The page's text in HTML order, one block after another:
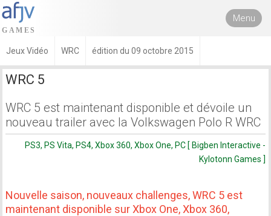
Menu
Jeux Vidéo WRC édition du 09 octobre 2015
WRC 5
WRC 5 est maintenant disponible et dévoile un
nouveau trailer avec la Volkswagen Polo R WRC
PS3, PS Vita, PS4, Xbox 360, Xbox One, PC [ Bigben Interactive -
Kylotonn Games ]
Nouvelle saison, nouveaux challenges, WRC 5 est
maintenant disponible sur Xbox One, Xbox 360,